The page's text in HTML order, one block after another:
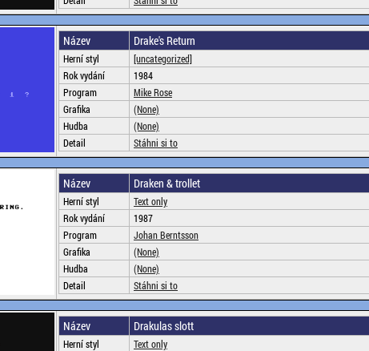
Název Drake's Return
Herní styl
[uncategorized]
Rok vydání
1984
Program
Mike Rose
Grafika
(None)
Hudba
(None)
Detail
Stáhni si to
Název Draken & trollet
Herní styl
Text only
Rok vydání
1987
Program
Johan Berntsson
Grafika
(None)
Hudba
(None)
Detail
Stáhni si to
Název Drakulas slott
Herní styl
Text only